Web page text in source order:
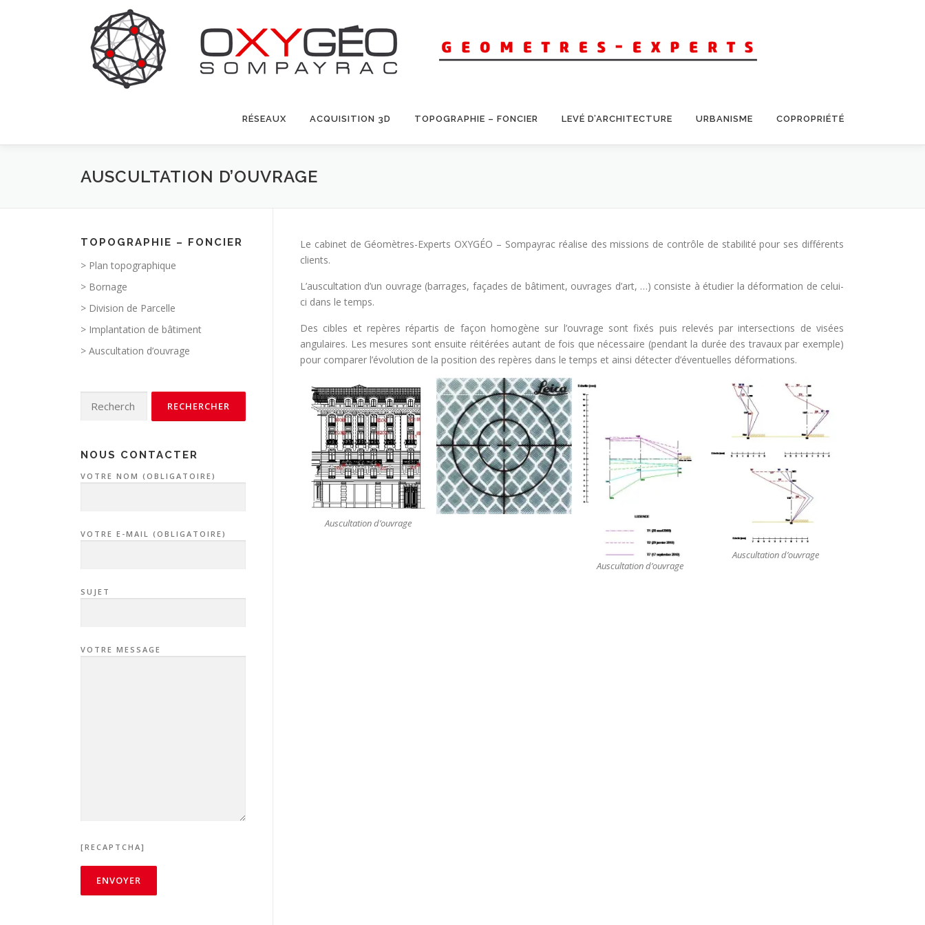
RÉSEAUX ACQUISITION 3D TOPOGRAPHIE – FONCIER LEVÉ D’ARCHITECTURE URBANISME COPROPRIÉTÉ
AUSCULTATION D’OUVRAGE
Le cabinet de Géomètres-Experts OXYGÉO – Sompayrac réalise des missions de contrôle de stabilité pour ses différents
clients.
L’auscultation d’un ouvrage (barrages, façades de bâtiment, ouvrages d’art, …) consiste à étudier la déformation de celui-
ci dans le temps.
Des cibles et repères répartis de façon homogène sur l’ouvrage sont fixés puis relevés par intersections de visées
angulaires. Les mesures sont ensuite réitérées autant de fois que nécessaire (pendant la durée des travaux par exemple)
pour comparer l’évolution de la position des repères dans le temps et ainsi détecter d’éventuelles déformations.
Auscultation d’ouvrage
Auscultation d’ouvrage
Auscultation d’ouvrage
TOPOGRAPHIE – FONCIER
> Plan topographique
> Bornage
> Division de Parcelle
> Implantation de bâtiment
> Auscultation d’ouvrage
NOUS CONTACTER
VOTRE NOM (OBLIGATOIRE)
VOTRE E-MAIL (OBLIGATOIRE)
SUJET
VOTRE MESSAGE
[RECAPTCHA]